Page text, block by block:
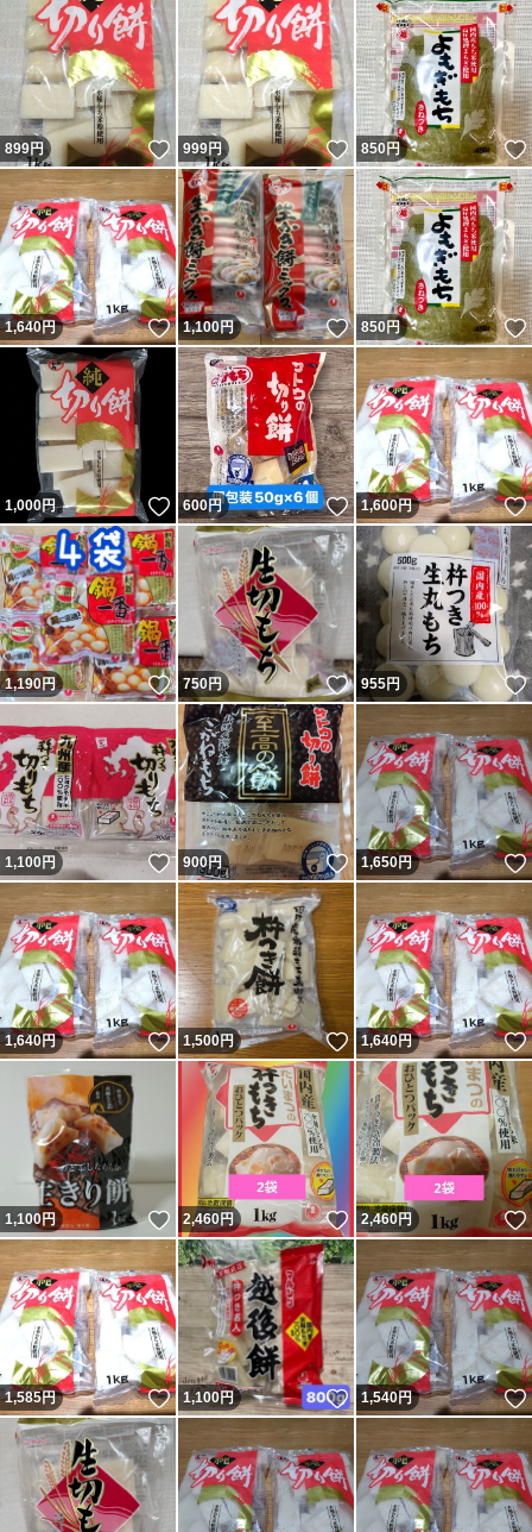
899円 いいね！
999円 いいね！
850円
1,640円 いいね！
1,100円 いいね！
850円
1,000円 いいね！
600円 いいね！
1,600円
1,190円 いいね！
750円 いいね！
955円
1,100円 いいね！
900円 いいね！
1,650円
1,640円 いいね！
1,500円 いいね！
1,640円
1,100円 いいね！
2,460円 いいね！
2,460円
1,585円 いいね！
1,100円 いいね！
1,540円